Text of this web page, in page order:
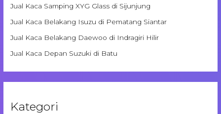
Jual Kaca Samping XYG Glass di Sijunjung
Jual Kaca Belakang Isuzu di Pematang Siantar
Jual Kaca Belakang Daewoo di Indragiri Hilir
Jual Kaca Depan Suzuki di Batu
Kategori